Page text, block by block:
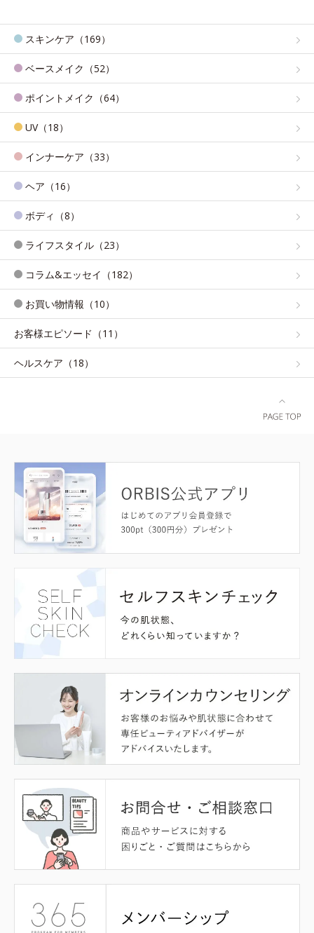
スキンケア（169）
ベースメイク（52）
ポイントメイク（64）
UV（18）
インナーケア（33）
ヘア（16）
ボディ（8）
ライフスタイル（23）
コラム&エッセイ（182）
お買い物情報（10）
お客様エピソード（11）
ヘルスケア（18）